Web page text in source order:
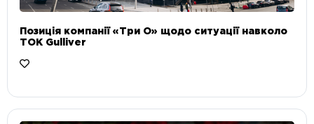
Позиція компанії «Три О» щодо ситуації навколо
ТОК Gulliver